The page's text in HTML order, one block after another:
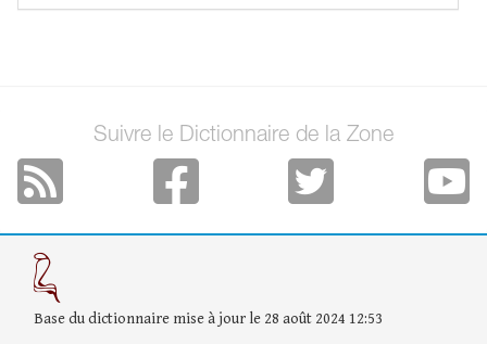
Suivre le Dictionnaire de la Zone
Base du dictionnaire mise à jour le 28 août 2024 12:53